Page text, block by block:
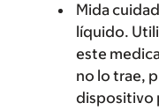
Mida
líquido.
este
no lo trae,
dispositivo